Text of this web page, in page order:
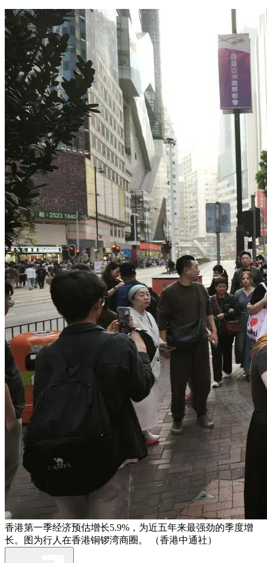
香港第一季经济预估增长5.9%，为近五年来最强劲的季度增
长。图为行人在香港铜锣湾商圈。 （香港中通社）